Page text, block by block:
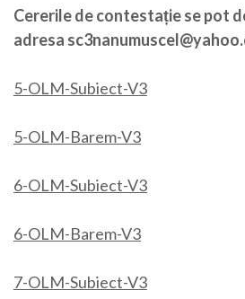
Cererile de contestație se pot
adresa
5-OLM-Subiect-V3
5-OLM-Barem-V3
6-OLM-Subiect-V3
6-OLM-Barem-V3
7-OLM-Subiect-V3